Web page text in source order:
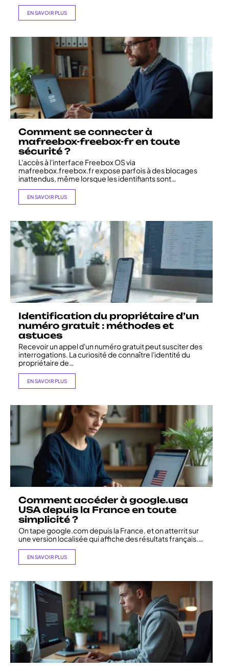
EN SAVOIR PLUS
Comment se connecter à
mafreebox-freebox-fr en toute
sécurité ?
L'accès à l'interface Freebox OS via
mafreebox.freebox.fr expose parfois à des blocages
inattendus, même lorsque les identifiants sont…
EN SAVOIR PLUS
Identification du propriétaire d’un
numéro gratuit : méthodes et
astuces
Recevoir un appel d'un numéro gratuit peut susciter des
interrogations. La curiosité de connaître l'identité du
propriétaire de…
EN SAVOIR PLUS
Comment accéder à google.usa
USA depuis la France en toute
simplicité ?
On tape google.com depuis la France, et on atterrit sur
une version localisée qui affiche des résultats français.…
EN SAVOIR PLUS